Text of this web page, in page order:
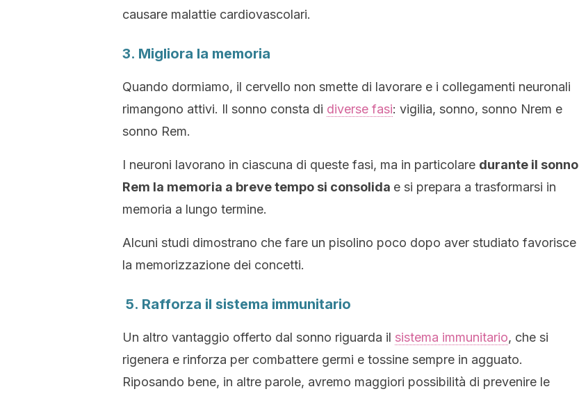
causare malattie cardiovascolari.
3. Migliora la memoria
Quando dormiamo, il cervello non smette di lavorare e i collegamenti neuronali
rimangono attivi. Il sonno consta di diverse fasi: vigilia, sonno, sonno Nrem e
sonno Rem.
I neuroni lavorano in ciascuna di queste fasi, ma in particolare durante il sonno
Rem la memoria a breve tempo si consolida e si prepara a trasformarsi in
memoria a lungo termine.
Alcuni studi dimostrano che fare un pisolino poco dopo aver studiato favorisce
la memorizzazione dei concetti.
5. Rafforza il sistema immunitario
Un altro vantaggio offerto dal sonno riguarda il sistema immunitario, che si
rigenera e rinforza per combattere germi e tossine sempre in agguato.
Riposando bene, in altre parole, avremo maggiori possibilità di prevenire le